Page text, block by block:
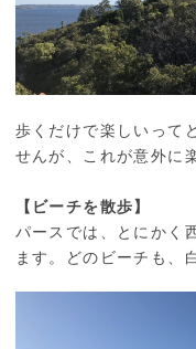
歩くだけで楽しいって
せんが、これが意外に
【ビーチを散歩】
パースでは、とにかく
ます。どのビーチも、